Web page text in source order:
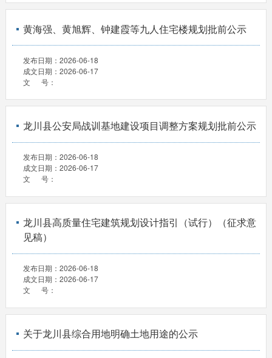
黄海强、黄旭辉、钟建霞等九人住宅楼规划批前公示
发布日期： 2026-06-18
成文日期： 2026-06-17
文 号：
龙川县公安局战训基地建设项目调整方案规划批前公示
发布日期： 2026-06-18
成文日期： 2026-06-17
文 号：
龙川县高质量住宅建筑规划设计指引（试行）（征求意
见稿）
发布日期： 2026-06-18
成文日期： 2026-06-17
文 号：
关于龙川县综合用地明确土地用途的公示